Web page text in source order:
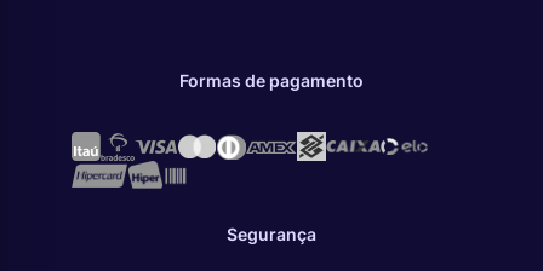
Formas de pagamento
Segurança